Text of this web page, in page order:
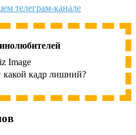
телеграм-канале
какой кадр лишний?